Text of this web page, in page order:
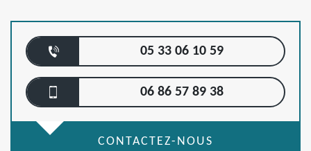
05 33 06 10 59
06 86 57 89 38
CONTACTEZ-NOUS